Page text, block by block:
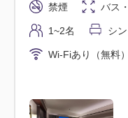
禁煙 バス
1~2名 シ
Wi-Fiあり（無料）